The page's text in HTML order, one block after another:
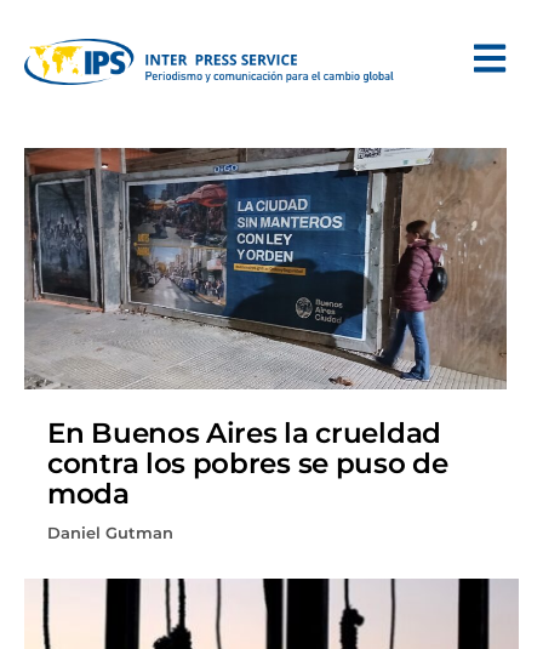
En Buenos Aires la crueldad
contra los pobres se puso de
moda
Daniel Gutman